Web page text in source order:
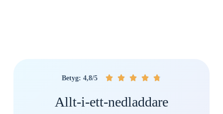
Betyg: 4,8/5     
Allt-i-ett-nedladdare